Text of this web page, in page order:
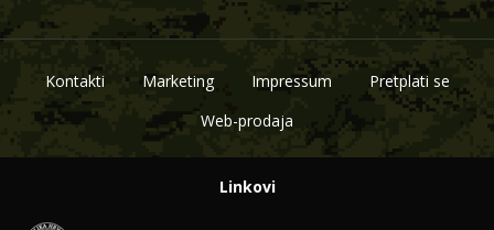
Kontakti Marketing Impressum
Pretplati se
Web-prodaja
Linkovi